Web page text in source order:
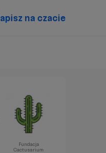
na czacie
Fundacja
Cactusarium